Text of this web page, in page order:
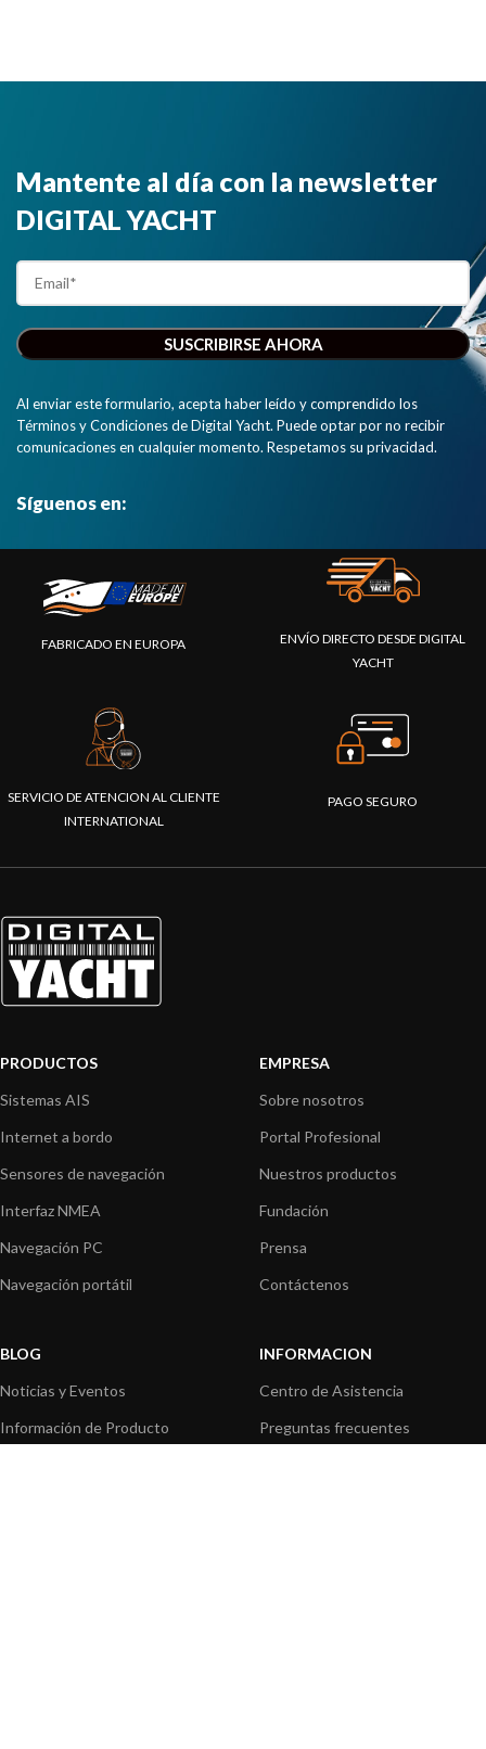
Mantente al día con la newsletter
DIGITAL YACHT
Al enviar este formulario, acepta haber leído y comprendido los
Términos y Condiciones de Digital Yacht. Puede optar por no recibir
comunicaciones en cualquier momento. Respetamos su privacidad.
Síguenos en:
FABRICADO EN EUROPA
ENVÍO DIRECTO DESDE DIGITAL
YACHT
SERVICIO DE ATENCION AL CLIENTE
INTERNATIONAL
PAGO SEGURO
PRODUCTOS
Sistemas AIS
Internet a bordo
Sensores de navegación
Interfaz NMEA
Navegación PC
Navegación portátil
EMPRESA
Sobre nosotros
Portal Profesional
Nuestros productos
Fundación
Prensa
Contáctenos
BLOG
Noticias y Eventos
Información de Producto
INFORMACION
Centro de Asistencia
Preguntas frecuentes